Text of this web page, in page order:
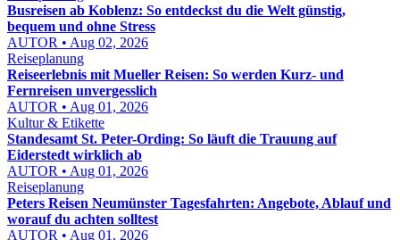
Busreisen ab Koblenz: So entdeckst du die Welt günstig,
bequem und ohne Stress
AUTOR • Aug 02, 2026
Reiseplanung
Reiseerlebnis mit Mueller Reisen: So werden Kurz- und
Fernreisen unvergesslich
AUTOR • Aug 01, 2026
Kultur & Etikette
Standesamt St. Peter-Ording: So läuft die Trauung auf
Eiderstedt wirklich ab
AUTOR • Aug 01, 2026
Reiseplanung
Peters Reisen Neumünster Tagesfahrten: Angebote, Ablauf und
worauf du achten solltest
AUTOR • Aug 01, 2026